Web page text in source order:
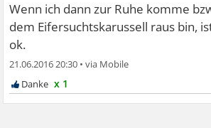
Wenn ich dann zur Ruhe komme
dem Eifersuchtskarussell raus bin,
ok.
21.06.2016 20:30 •
x 1